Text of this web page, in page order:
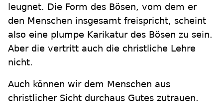
leugnet. Die Form des Bösen, vom dem er
den Menschen insgesamt freispricht, scheint
also eine plumpe Karikatur des Bösen zu sein.
Aber die vertritt auch die christliche Lehre
nicht.
Auch können wir dem Menschen aus
christlicher Sicht durchaus Gutes zutrauen.